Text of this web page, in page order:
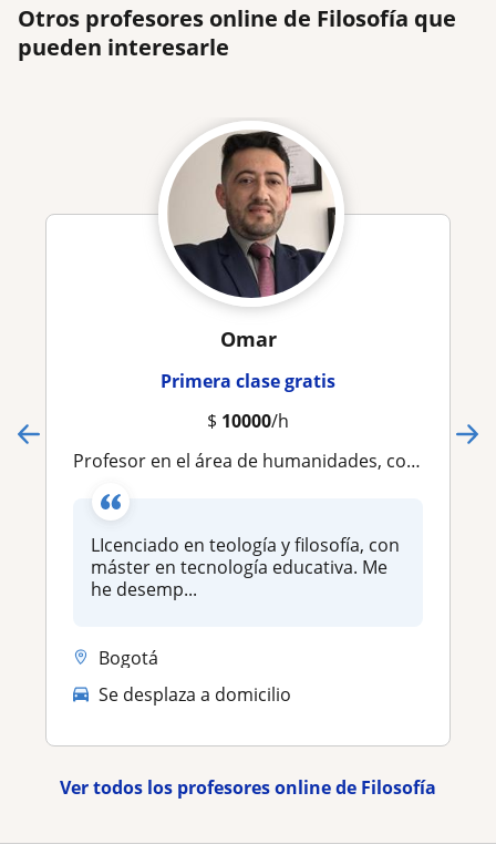
Otros profesores online de Filosofía que
pueden interesarle
Omar
Primera clase gratis
$ 10000/h
Profesor en el área de humanidades, con experiencia en formación de niños, jóvenes y adultos
LIcenciado en teología y filosofía, con
máster en tecnología educativa. Me
he desemp...
Bogotá
Se desplaza a domicilio
Ver todos los profesores online de Filosofía